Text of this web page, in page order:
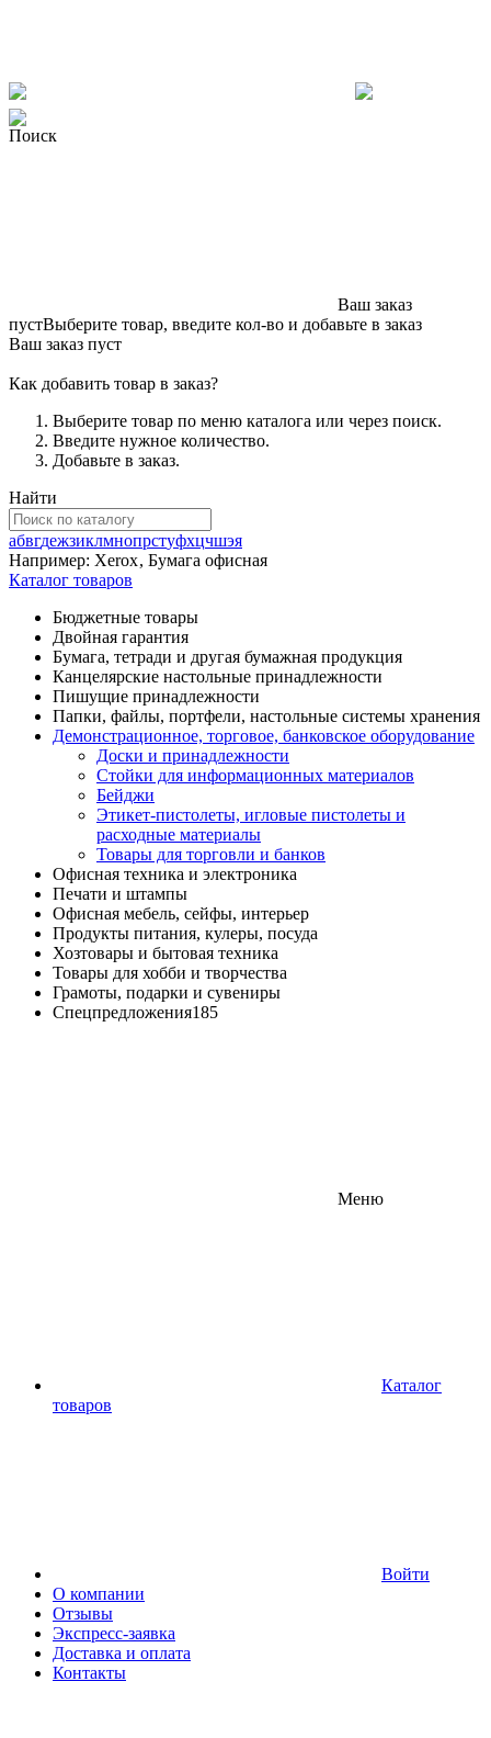
Поиск
Ваш заказ
пустВыберите товар, введите кол-во и добавьте в заказ
Ваш заказ пуст
Как добавить товар в заказ?
Выберите товар по меню каталога или через поиск.
Введите нужное количество.
Добавьте в заказ.
Найти
абвгдежзиклмнопрстуфхцчшэя
Например: Xerox, Бумага офисная
Каталог товаров
Бюджетные товары
Двойная гарантия
Бумага, тетради и другая бумажная продукция
Канцелярские настольные принадлежности
Пишущие принадлежности
Папки, файлы, портфели, настольные системы хранения
Демонстрационное, торговое, банковское оборудование
Доски и принадлежности
Стойки для информационных материалов
Бейджи
Этикет-пистолеты, игловые пистолеты и
расходные материалы
Товары для торговли и банков
Офисная техника и электроника
Печати и штампы
Офисная мебель, сейфы, интерьер
Продукты питания, кулеры, посуда
Хозтовары и бытовая техника
Товары для хобби и творчества
Грамоты, подарки и сувениры
Спецпредложения185
Меню
Каталог
товаров
Войти
О компании
Отзывы
Экспресс-заявка
Доставка и оплата
Контакты